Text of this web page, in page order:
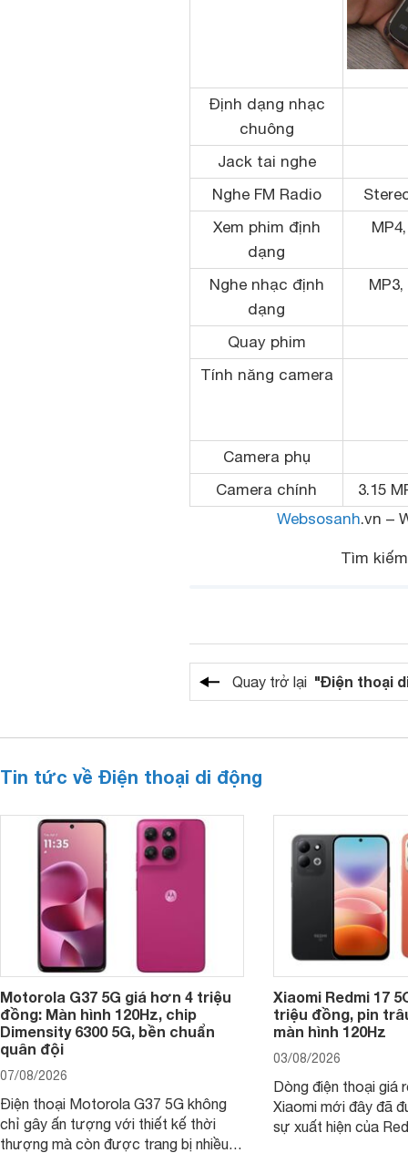
Định dạng nhạc
chuông
Jack tai nghe
Nghe FM Radio
Xem phim định
dạng
Nghe nhạc định
dạng
Quay phim
Tính năng camera
Camera phụ
Camera chính
3.15
Websosanh.vn –
Tìm
Quay trở lại "Điện thoại
Tin tức về Điện thoại di động
Motorola G37 5G giá hơn 4 triệu
đồng: Màn hình 120Hz, chip
Dimensity 6300 5G, bền chuẩn
quân đội
07/08/2026
Điện thoại Motorola G37 5G không
chỉ gây ấn tượng với thiết kế thời
thượng mà còn được trang bị nhiều
Xiaomi Redmi 17
triệu đồng, pin
màn hình 120Hz
03/08/2026
Dòng điện thoại giá
Xiaomi mới đây đã
sự xuất hiện của